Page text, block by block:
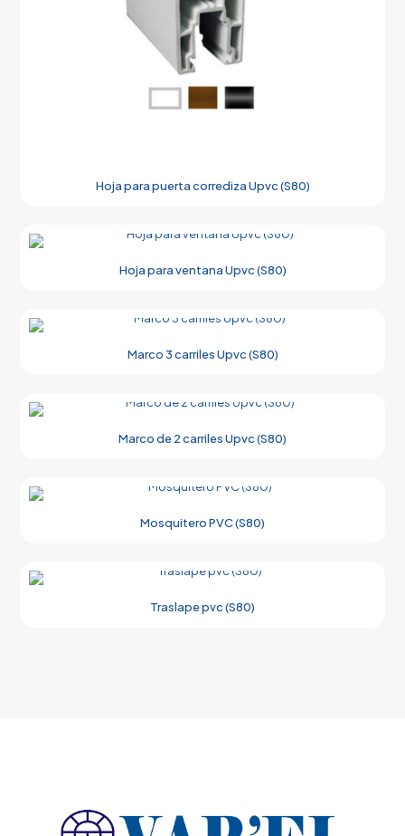
Hoja para puerta corrediza Upvc (S80)
Hoja para ventana Upvc (S80)
Marco 3 carriles Upvc (S80)
Marco de 2 carriles Upvc (S80)
Mosquitero PVC (S80)
Traslape pvc (S80)